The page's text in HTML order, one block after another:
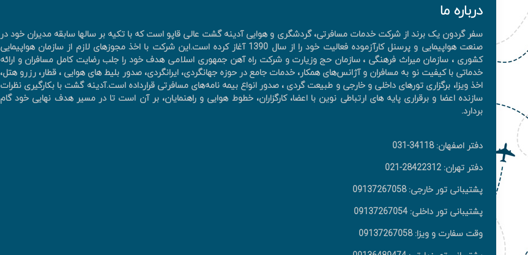
درباره ما
سفر گردون یک برند از شرکت خدمات مسافرتی، گردشگری و هوایی آدینه گشت عالی قاپو است که با تکیه بر سالها سابقه مدیران خود در
صنعت هواپیمایی و پرسنل کارآزموده فعالیت خود را از سال 1390 آغاز کرده است.این شرکت با اخذ مجوزهای لازم از سازمان هواپیمایی
کشوری ، سازمان میراث فرهنگی ، سازمان حج وزیارت و شرکت راه آهن جمهوری اسلامی هدف خود را جلب رضایت کامل مسافران و ارائه
خدماتی با کیفیت نو به مسافران و آژانس‌های همکار، خدمات جامع در حوزه جهانگردی، ايرانگردی، صدور بليط های هوايی ، قطار، رزرو هتل،
اخذ ويزا، برگزاری تورهای داخلی و خارجی و طبیعت گردی ، صدور انواع بیمه نامه‌های مسافرتی قرارداده است.آدینه گشت با بکارگیری نظرات
سازنده اعضا و برقراری پایه های ارتباطی نوین با اعضا، کارگزاران، خطوط هوایی و راهنمایان، بر آن است تا در مسیر هدف نهایی خود گام
بردارد.
دفتر اصفهان: 34118-031
دفتر تهران: 28422312-021
پشتیبانی تور خارجی: 09137267058
پشتیبانی تور داخلی: 09137267054
وقت سفارت و ویزا: 09137267058